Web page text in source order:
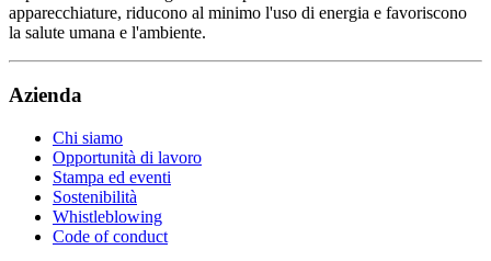
apparecchiature, riducono al minimo l'uso di energia e favoriscono
la salute umana e l'ambiente.
Azienda
Chi siamo
Opportunità di lavoro
Stampa ed eventi
Sostenibilità
Whistleblowing
Code of conduct